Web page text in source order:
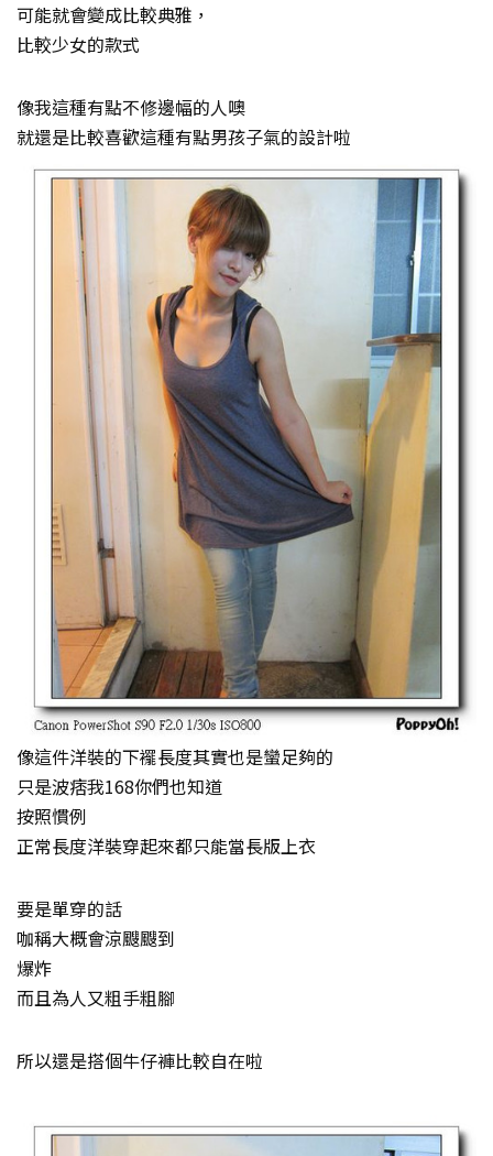
可能就會變成比較典雅，
比較少女的款式
像我這種有點不修邊幅的人噢
就還是比較喜歡這種有點男孩子氣的設計啦
像這件洋裝的下襬長度其實也是蠻足夠的
只是波痞我168你們也知道
按照慣例
正常長度洋裝穿起來都只能當長版上衣
要是單穿的話
咖稱大概會涼颼颼到
爆炸
而且為人又粗手粗腳
所以還是搭個牛仔褲比較自在啦